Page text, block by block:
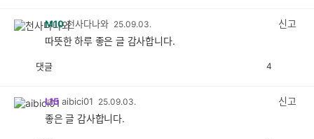
M10 천사다나와 25.09.03.
신고
따뜻한 하루 좋은 글 감사합니다.
댓글 4
L15 aibici01 25.09.03.
신고
좋은 글 감사합니다.